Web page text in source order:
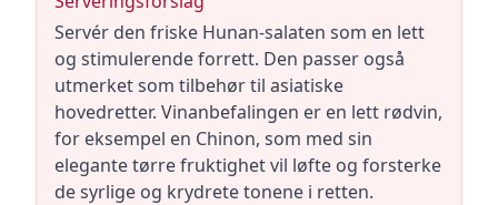
Servér den friske Hunan-salaten som en lett
og stimulerende forrett. Den passer også
utmerket som tilbehør til asiatiske
hovedretter. Vinanbefalingen er en lett rødvin,
for eksempel en Chinon, som med sin
elegante tørre fruktighet vil løfte og forsterke
de syrlige og krydrete tonene i retten.